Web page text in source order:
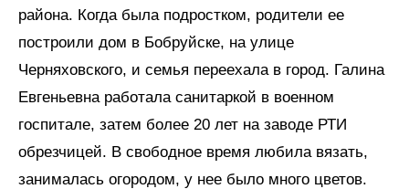
района. Когда была подростком, родители ее
построили дом в Бобруйске, на улице
Черняховского, и семья переехала в город. Галина
Евгеньевна работала санитаркой в военном
госпитале, затем более 20 лет на заводе РТИ
обрезчицей. В свободное время любила вязать,
занималась огородом, у нее было много цветов.